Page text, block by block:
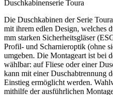
Duschkabinenserie Toura
Die Duschkabinen der Serie
mit ihrem edlen Design, welches
mm starken Sicherheitsgläser
Profil- und Scharnieroptik (ohne
umgeben. Die Montageart ist bei
wählbar: auf Fliese oder einer
kann mit einer Duschabtrennung
Einstieg ermöglicht werden.
mithilfe der ausführlichen